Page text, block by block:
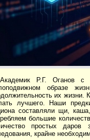
Академик Р.Г. Оганов с
образе
их жизни.
лучшего. Наши
составляли щи,
большие
простых даров
крайне